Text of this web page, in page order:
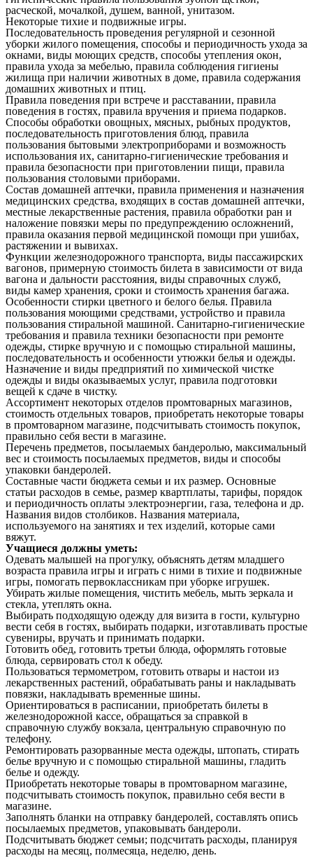
расческой, мочалкой, душем, ванной, унитазом.
Некоторые тихие и подвижные игры.
Последовательность проведения регулярной и сезонной
уборки жилого помещения, способы и периодичность ухода за
окнами, виды моющих средств, способы утепления окон,
правила ухода за мебелью, правила соблюдения гигиены
жилища при наличии животных в доме, правила содержания
домашних животных и птиц.
Правила поведения при встрече и расставании, правила
поведения в гостях, правила вручения и приема подарков.
Способы обработки овощных, мясных, рыбных продуктов,
последовательность приготовления блюд, правила
пользования бытовыми электроприборами и возможность
использования их, санитарно-гигиенические требования и
правила безопасности при приготовлении пищи, правила
пользования столовыми приборами.
Состав домашней аптечки, правила применения и назначения
медицинских средства, входящих в состав домашней аптечки,
местные лекарственные растения, правила обработки ран и
наложение повязки меры по предупреждению осложнений,
правила оказания первой медицинской помощи при ушибах,
растяжении и вывихах.
Функции железнодорожного транспорта, виды пассажирских
вагонов, примерную стоимость билета в зависимости от вида
вагона и дальности расстояния, виды справочных служб,
виды камер хранения, сроки и стоимость хранения багажа.
Особенности стирки цветного и белого белья. Правила
пользования моющими средствами, устройство и правила
пользования стиральной машиной. Санитарно-гигиенические
требования и правила техники безопасности при ремонте
одежды, стирке вручную и с помощью стиральной машины,
последовательность и особенности утюжки белья и одежды.
Назначение и виды предприятий по химической чистке
одежды и виды оказываемых услуг, правила подготовки
вещей к сдаче в чистку.
Ассортимент некоторых отделов промтоварных магазинов,
стоимость отдельных товаров, приобретать некоторые товары
в промтоварном магазине, подсчитывать стоимость покупок,
правильно себя вести в магазине.
Перечень предметов, посылаемых бандеролью, максимальный
вес и стоимость посылаемых предметов, виды и способы
упаковки бандеролей.
Составные части бюджета семьи и их размер. Основные
статьи расходов в семье, размер квартплаты, тарифы, порядок
и периодичность оплаты электроэнергии, газа, телефона и др.
Названия видов столбиков. Названия материала,
используемого на занятиях и тех изделий, которые сами
вяжут.
Учащиеся должны уметь:
Одевать малышей на прогулку, объяснять детям младшего
возраста правила игры и играть с ними в тихие и подвижные
игры, помогать первоклассникам при уборке игрушек.
Убирать жилые помещения, чистить мебель, мыть зеркала и
стекла, утеплять окна.
Выбирать подходящую одежду для визита в гости, культурно
вести себя в гостях, выбирать подарки, изготавливать простые
сувениры, вручать и принимать подарки.
Готовить обед, готовить третьи блюда, оформлять готовые
блюда, сервировать стол к обеду.
Пользоваться термометром, готовить отвары и настои из
лекарственных растений, обрабатывать раны и накладывать
повязки, накладывать временные шины.
Ориентироваться в расписании, приобретать билеты в
железнодорожной кассе, обращаться за справкой в
справочную службу вокзала, центральную справочную по
телефону.
Ремонтировать разорванные места одежды, штопать, стирать
белье вручную и с помощью стиральной машины, гладить
белье и одежду.
Приобретать некоторые товары в промтоварном магазине,
подсчитывать стоимость покупок, правильно себя вести в
магазине.
Заполнять бланки на отправку бандеролей, составлять опись
посылаемых предметов, упаковывать бандероли.
Подсчитывать бюджет семьи; подсчитать расходы, планируя
расходы на месяц, полмесяца, неделю, день.